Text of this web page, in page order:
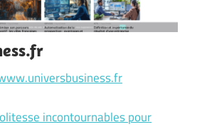
incontournables pour